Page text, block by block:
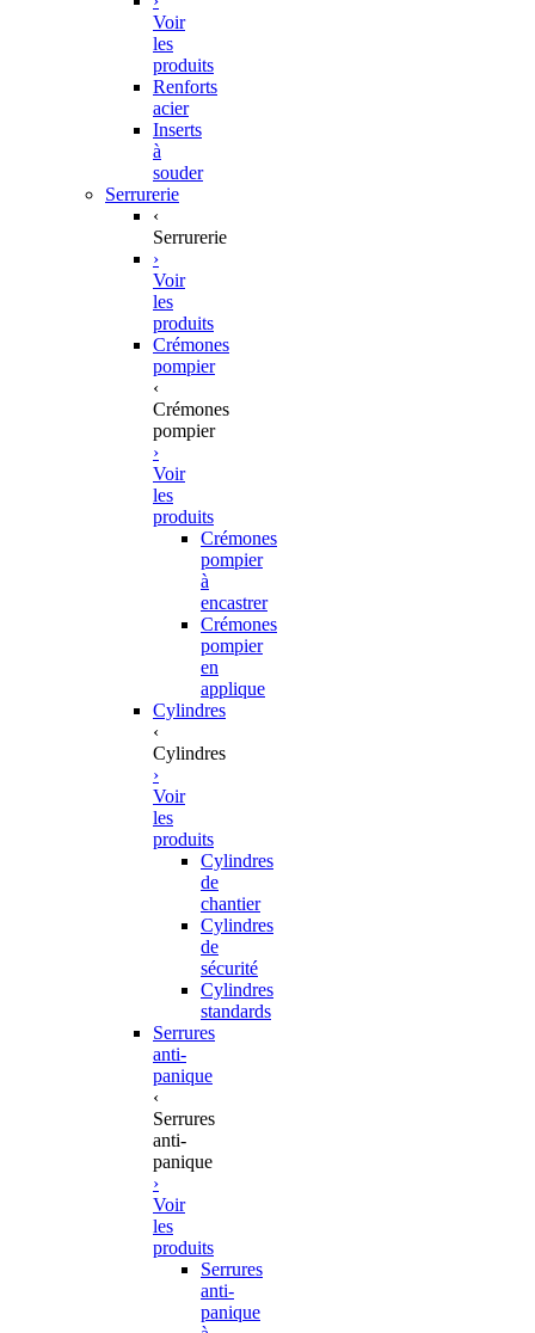
Voir
les
produits
Renforts
acier
Inserts
à
souder
Serrurerie
‹
Serrurerie
›
Voir
les
produits
Crémones
pompier
‹
Crémones
pompier
›
Voir
les
produits
Crémones
pompier
à
encastrer
Crémones
pompier
en
applique
Cylindres
‹
Cylindres
›
Voir
les
produits
Cylindres
de
chantier
Cylindres
de
sécurité
Cylindres
standards
Serrures
anti-
panique
‹
Serrures
anti-
panique
›
Voir
les
produits
Serrures
anti-
panique